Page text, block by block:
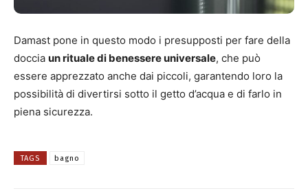
Damast pone in questo modo i presupposti per fare della
doccia un rituale di benessere universale, che può
essere apprezzato anche dai piccoli, garantendo loro la
possibilità di divertirsi sotto il getto d’acqua e di farlo in
piena sicurezza.
TAGS bagno